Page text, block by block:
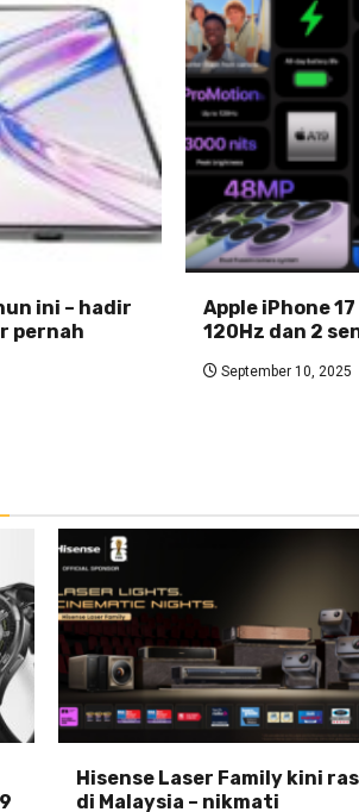
ini – hadir
pernah
Apple iPhone
120Hz dan 2
September 10, 2025
Hisense Laser Family kini
di Malaysia – nikmati